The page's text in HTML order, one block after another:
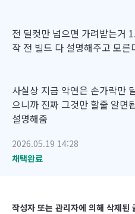
전 딜컷만 넘으면 가려받는거
작 전 빌드 다 설명해주고 모
사실상 지금 악연은 손가락만
으니까 진짜 그것만 할줄 알면
설명해줌
2026.05.19 14:28
채택완료
작성자 또는 관리자에 의해 삭제된